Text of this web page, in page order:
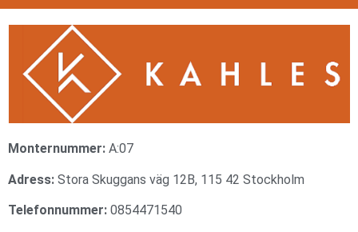
Monternummer: A:07
Adress: Stora Skuggans väg 12B, 115 42 Stockholm
Telefonnummer: 0854471540